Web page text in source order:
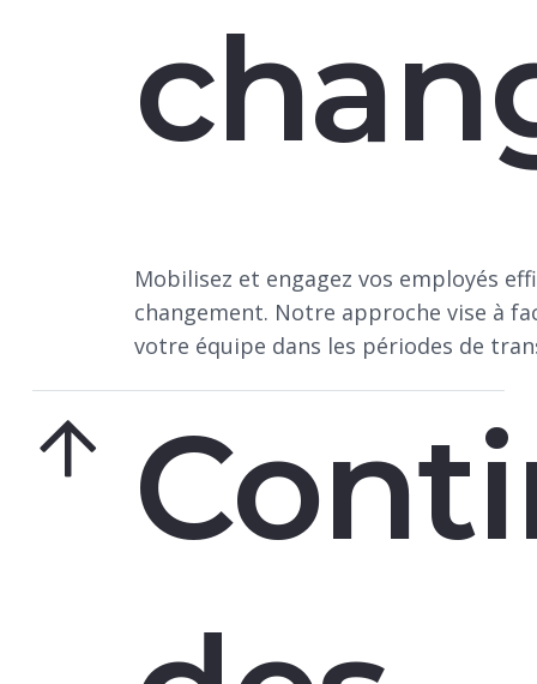
Mobilisez et engagez vos employés
changement. Notre approche vise à
votre équipe dans les périodes de